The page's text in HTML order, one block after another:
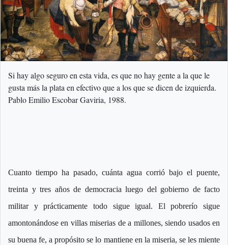
Si hay algo seguro en esta vida, es que no hay gente a la que le
gusta más la plata en efectivo que a los que se dicen de izquierda.
Pablo Emilio Escobar Gaviria, 1988.
Cuanto tiempo ha pasado, cuánta agua corrió bajo el puente,
treinta y tres años de democracia luego del gobierno de facto
militar y prácticamente todo sigue igual. El pobrerío sigue
amontonándose en villas miserias de a millones, siendo usados en
su buena fe, a propósito se lo mantiene en la miseria, se les miente